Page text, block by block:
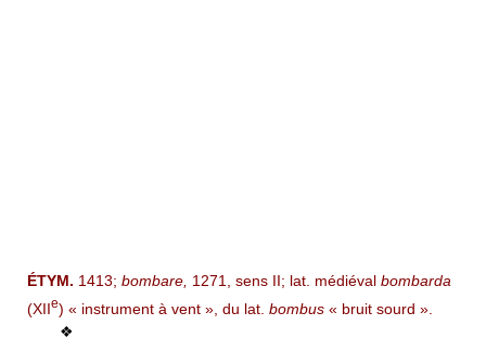
ÉTYM. 1413; bombare, 1271, sens II; lat. médiéval bombarda
(XIIe) « instrument à vent », du lat. bombus « bruit sourd ».
❖